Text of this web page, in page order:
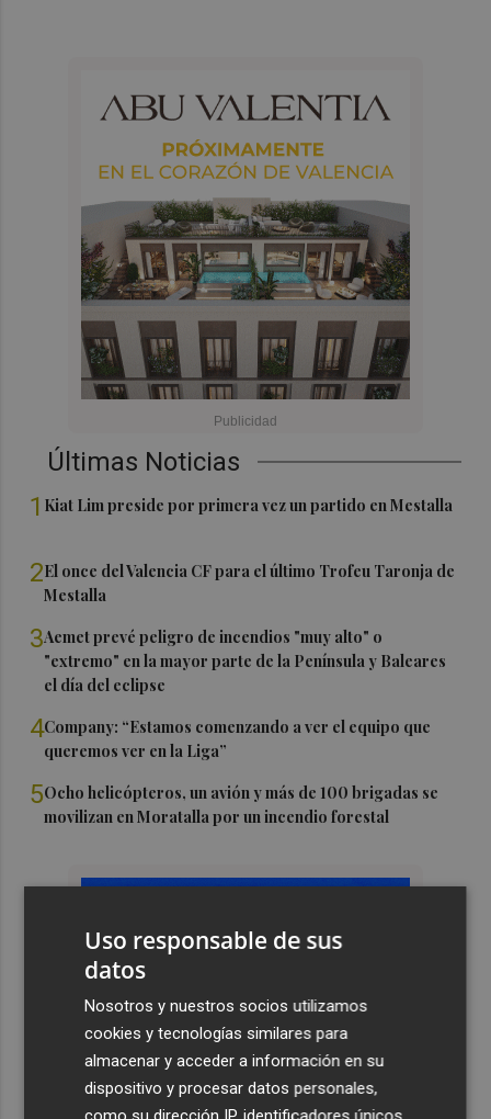
Últimas Noticias
1 Kiat Lim preside por primera vez un partido en Mestalla
2El once del Valencia CF para el último Trofeu Taronja de
Mestalla
3Aemet prevé peligro de incendios "muy alto" o
"extremo" en la mayor parte de la Península y Baleares
el día del eclipse
4Company: “Estamos comenzando a ver el equipo que
queremos ver en la Liga”
5Ocho helicópteros, un avión y más de 100 brigadas se
movilizan en Moratalla por un incendio forestal
Uso responsable de sus
datos
Nosotros y nuestros socios utilizamos
cookies y tecnologías similares para
almacenar y acceder a información en su
dispositivo y procesar datos personales,